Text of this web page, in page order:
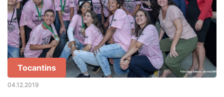
Tocantins
04.12.2019